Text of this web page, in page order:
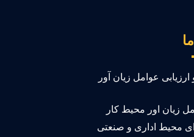
عوامل زیان آور
زیان اور محیط کار
محیط اداری و صنعتی